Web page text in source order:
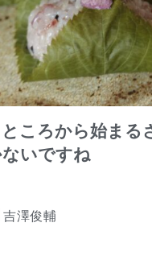
ころから始まる
いですね
吉澤俊輔